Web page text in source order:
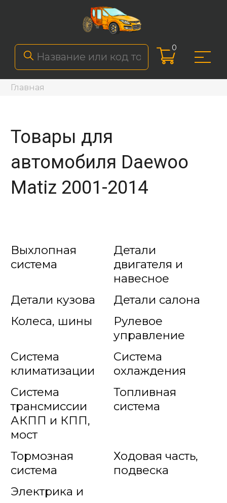
0
Главная
Товары для
автомобиля Daewoo
Matiz 2001-2014
Выхлопная
система
Детали
двигателя и
навесное
Детали кузова
Детали салона
Колеса, шины
Рулевое
управление
Система
климатизации
Система
охлаждения
Система
трансмиссии
АКПП и КПП,
мост
Топливная
система
Тормозная
система
Ходовая часть,
подвеска
Электрика и